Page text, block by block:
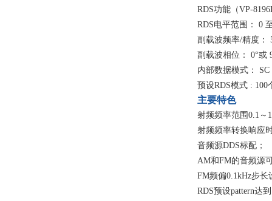
RDS功能（VP-
RDS电平范围： 0
副载波频率/精度：
副载波相位： 0°或
内部数据模式：
预设RDS模式 : 100
主要特色
射频频率范围0.1～
射频频率转换响应
音频源DDS标配；
AM和FM的音频源
FM频偏0.1kHz步长
RDS预设pattern达